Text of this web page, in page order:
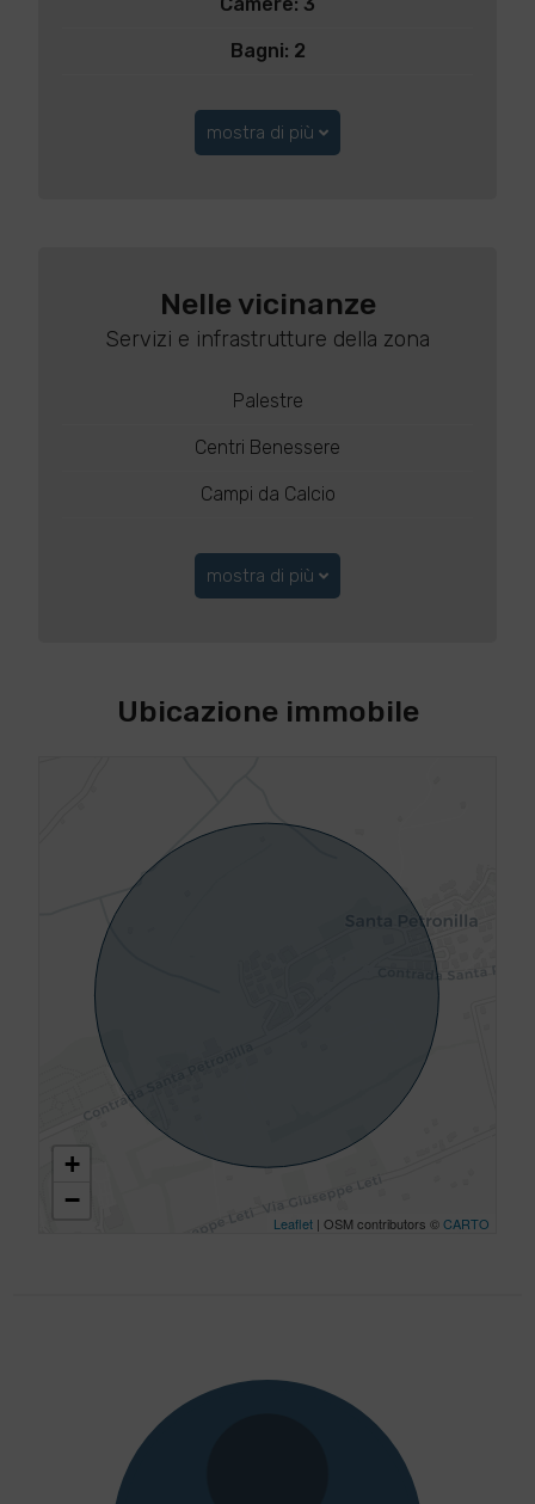
Bagni: 2
mostra di più
Nelle vicinanze
Servizi e infrastrutture della zona
Palestre
Centri Benessere
Campi da Calcio
mostra di più
Ubicazione immobile
+
−
Leaflet| OSM contributors ©CARTO